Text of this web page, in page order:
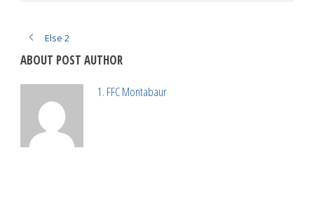
Else 2
ABOUT POST AUTHOR
1. FFC Montabaur